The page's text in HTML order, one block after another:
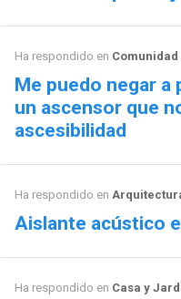
Ha respondido en
Me puedo negar a
un ascensor que
ascesibilidad
Ha respondido en
Aislante acústico
Ha respondido en Casa y